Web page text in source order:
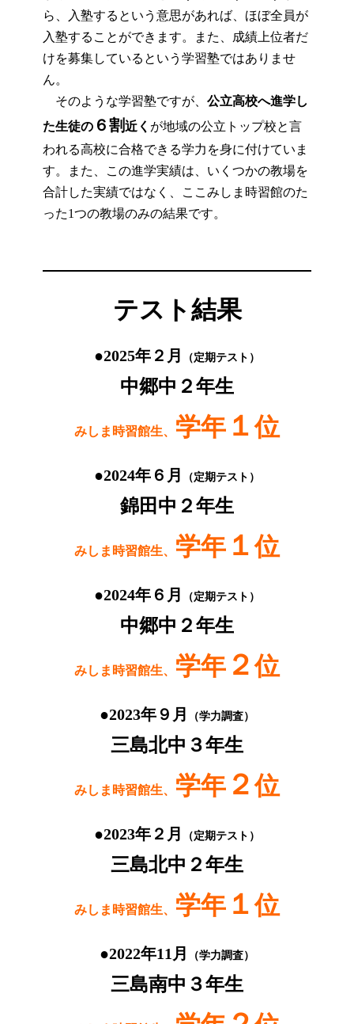
ら、入塾するという意思があれば、ほぼ全員が
入塾することができます。また、成績上位者だ
けを募集しているという学習塾ではありませ
ん。
そのような学習塾ですが、 公立高校へ進学し
た生徒の ６割近く が地域の公立トップ校と言
われる高校に合格できる学力を身に付けていま
す。また、この進学実績は、いくつかの教場を
合計した実績ではなく、ここみしま時習館のた
った1つの教場のみの結果です。
テスト結果
●2025年２月 （定期テスト）
中郷中２年生
みしま時習館生、 学年 １位
●2024年６月 （定期テスト）
錦田中２年生
みしま時習館生、 学年 １位
●2024年６月 （定期テスト）
中郷中２年生
みしま時習館生、 学年 ２位
●2023年９月 （学力調査）
三島北中３年生
みしま時習館生、 学年 ２位
●2023年２月 （定期テスト）
三島北中２年生
みしま時習館生、 学年 １位
●2022年11月 （学力調査）
三島南中３年生